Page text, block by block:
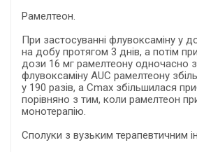
Рамелтеон.
При застосуванні флувоксаміну у
на добу протягом 3 днів, а потім
дози 16 мг рамелтеону одночасно
флувоксаміну AUC рамелтеону
у 190 разів, а Cmax збільшилася
порівняно з тим, коли рамелтеон
монотерапію.
Сполуки з вузьким терапевтичним